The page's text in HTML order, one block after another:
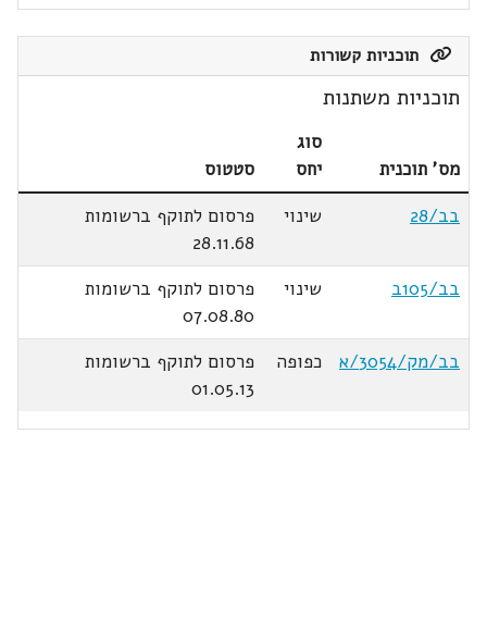
תוכניות קשורות
תוכניות משתנות
מס' תוכנית
סוג
יחס
סטטוס
בב/28
שינוי
פרסום לתוקף ברשומות
28.11.68
בב/105ב
שינוי
פרסום לתוקף ברשומות
07.08.80
בב/מק/3054/א
כפופה
פרסום לתוקף ברשומות
01.05.13